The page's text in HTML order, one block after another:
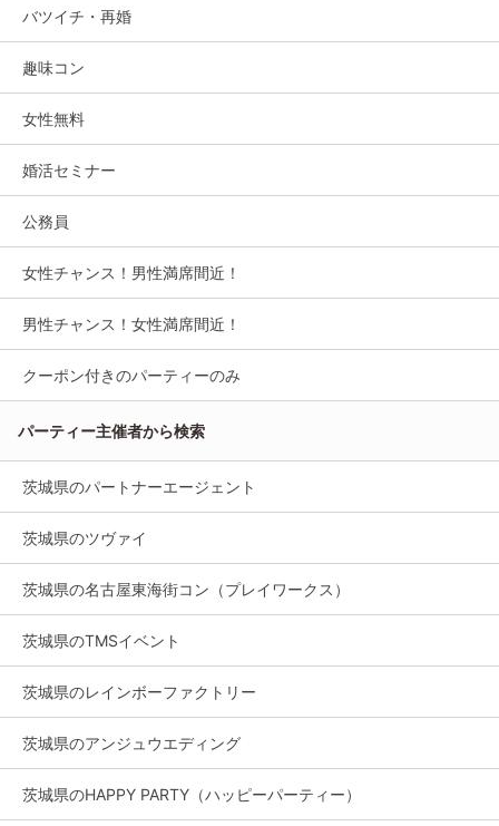
バツイチ・再婚
趣味コン
女性無料
婚活セミナー
公務員
女性チャンス！男性満席間近！
男性チャンス！女性満席間近！
クーポン付きのパーティーのみ
パーティー主催者から検索
茨城県のパートナーエージェント
茨城県のツヴァイ
茨城県の名古屋東海街コン（プレイワークス）
茨城県のTMSイベント
茨城県のレインボーファクトリー
茨城県のアンジュウエディング
茨城県のHAPPY PARTY（ハッピーパーティー）